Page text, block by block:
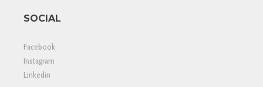
SOCIAL
Facebook
Instagram
Linkedin